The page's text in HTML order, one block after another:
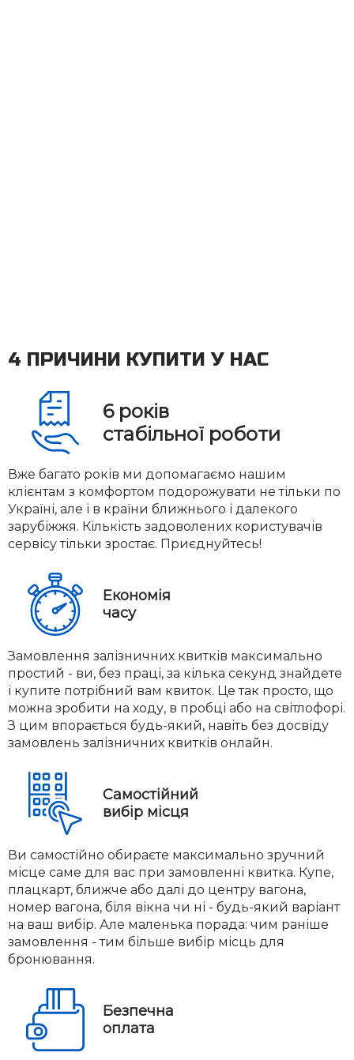
4 ПРИЧИНИ КУПИТИ У НАС
6 років
стабільної роботи
Вже багато років ми допомагаємо нашим
клієнтам з комфортом подорожувати не тільки по
Україні, але і в країни ближнього і далекого
зарубіжжя. Кількість задоволених користувачів
сервісу тільки зростає. Приєднуйтесь!
Економія
часу
Замовлення залізничних квитків максимально
простий - ви, без праці, за кілька секунд знайдете
і купите потрібний вам квиток. Це так просто, що
можна зробити на ходу, в пробці або на світлофорі.
З цим впорається будь-який, навіть без досвіду
замовлень залізничних квитків онлайн.
Самостійний
вибір місця
Ви самостійно обираєте максимально зручний
місце саме для вас при замовленні квитка. Купе,
плацкарт, ближче або далі до центру вагона,
номер вагона, біля вікна чи ні - будь-який варіант
на ваш вибір. Але маленька порада: чим раніше
замовлення - тим більше вибір місць для
бронювання.
Безпечна
оплата